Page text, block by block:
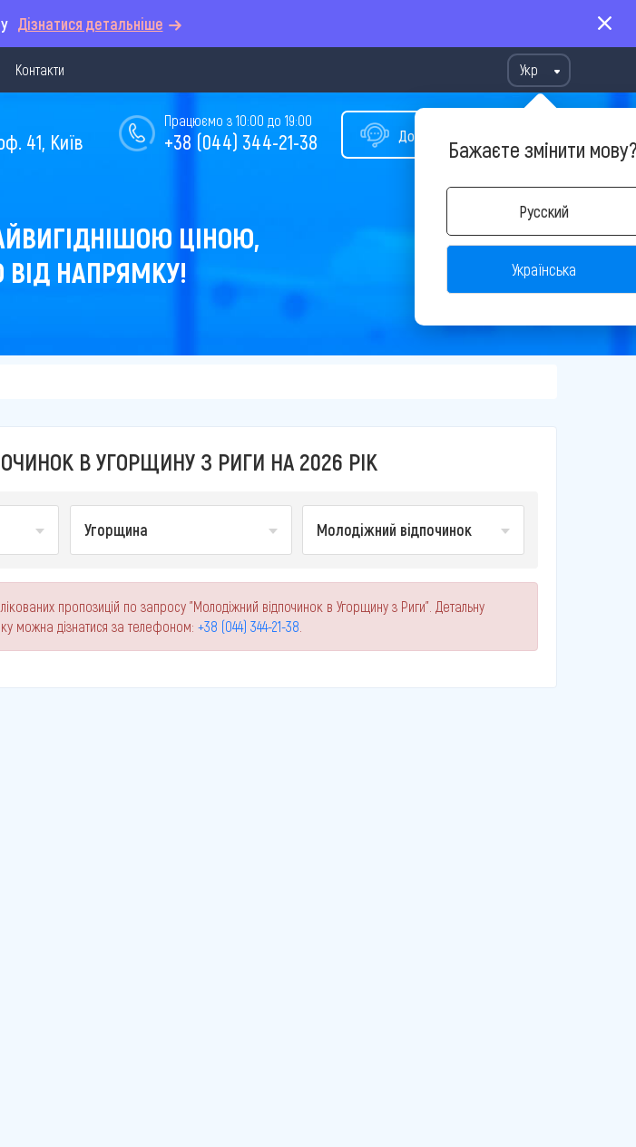
Дізнатися детальніше
Контакти Укр
Бажаєте змінити
Русский
Українська
Допомога у виборі туру
Працюємо з 10:00 до 19:00
+38 (044) 344-21-38
41, Київ
ЦІНОЮ,
НАПРЯМКУ!
В УГОРЩИНУ З РИГИ НА 2026 РІК
Угорщина Молодіжний відпочинок
пропозицій по запросу "Молодіжний відпочинок в Угорщину з Риги". Детальну
можна дізнатися за телефоном: +38 (044) 344-21-38